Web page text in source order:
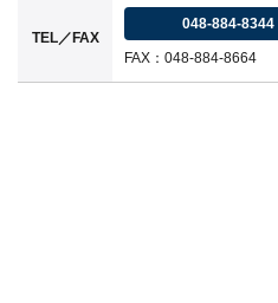
TEL／FAX
048-884-8344
FAX：048-884-8664